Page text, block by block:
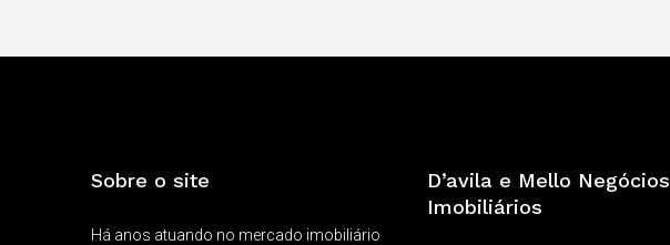
Sobre o site
Há anos atuando no mercado imobiliário
D’avila e Mello Negócios
Imobiliários